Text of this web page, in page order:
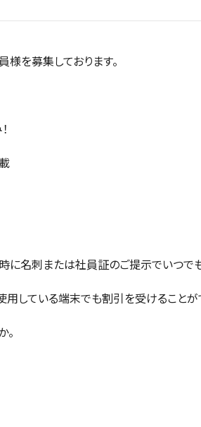
を募集しております。
に名刺または社員証のご提示でいつで
している端末でも割引を受けることが